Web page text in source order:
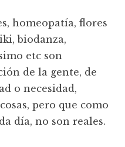
homeopatía, flores
biodanza,
etc son
de la gente, de
o necesidad,
pero que como
día, no son reales.